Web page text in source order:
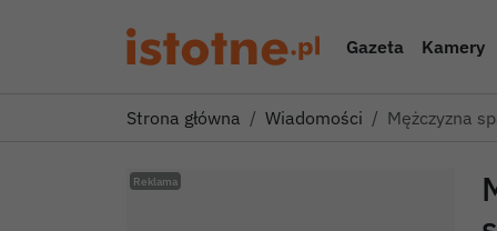
Gazeta Kamery
Strona główna Wiadomości Mężczyzna